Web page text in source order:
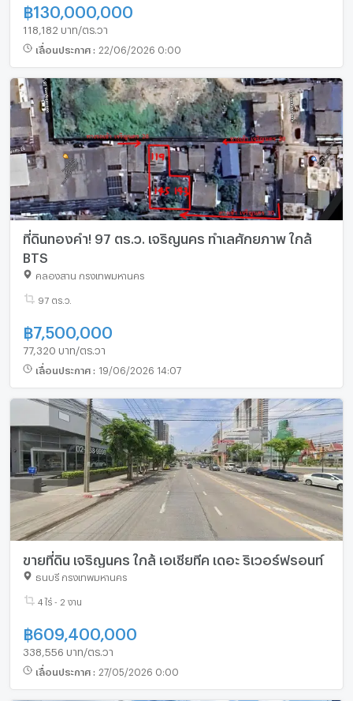
฿130,000,000
118,182 บาท/ตร.วา
เลื่อนประกาศ : 22/06/2026 0:00
ที่ดินทองคำ! 97 ตร.ว. เจริญนคร ทำเลศักยภาพ ใกล้
BTS
คลองสาน กรุงเทพมหานคร
97 ตร.ว.
฿7,500,000
77,320 บาท/ตร.วา
เลื่อนประกาศ : 19/06/2026 14:07
ขายที่ดิน เจริญนคร ใกล้ เอเชียทีค เดอะ ริเวอร์ฟรอนท์
ธนบุรี กรุงเทพมหานคร
4 ไร่ - 2 งาน
฿609,400,000
338,556 บาท/ตร.วา
เลื่อนประกาศ : 27/05/2026 0:00